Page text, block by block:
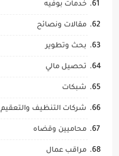
خدمات بوفيه
مقالات ونصائح
بحث وتطوير
تحصيل مالي
شبكات
شركات التنظيف والتعقيم
محاميين وقضاه
مراقب عمال